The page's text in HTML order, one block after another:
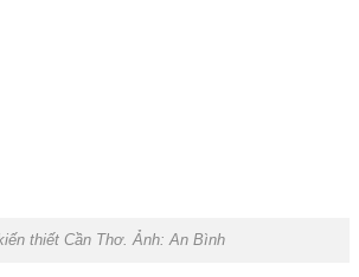
thiết Cần Thơ. Ảnh: An Bình